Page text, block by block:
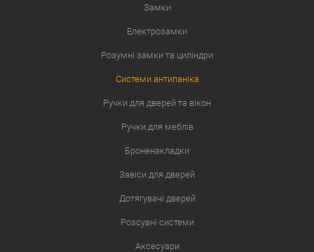
Замки
Електрозамки
Розумні замки та циліндри
Системи антипаніка
Ручки для дверей та вікон
Ручки для меблів
Броненакладки
Завіси для дверей
Дотягувачі дверей
Розсувні системи
Аксесуари